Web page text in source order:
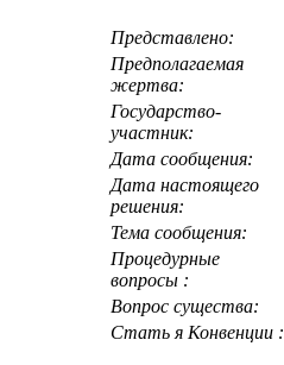
Представлено:
Предполагаемая
жертва:
Государство-
участник:
Дата сообщения:
Дата настоящего
решения:
Тема сообщения:
Процедурные
вопросы :
Вопрос существа:
Стать я Конвенции :